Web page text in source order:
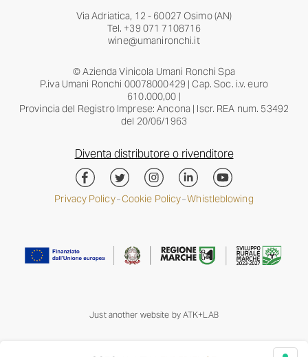
Via Adriatica, 12 - 60027 Osimo (AN)
Tel. +39 071 7108716
wine@umanironchi.it
© Azienda Vinicola Umani Ronchi Spa
P.iva Umani Ronchi 00078000429 | Cap. Soc. i.v. euro
610.000,00 |
Provincia del Registro Imprese: Ancona | Iscr. REA num. 53492
del 20/06/1963
Diventa distributore o rivenditore
Privacy Policy–Cookie Policy–Whistleblowing
Just another website by ATK+LAB